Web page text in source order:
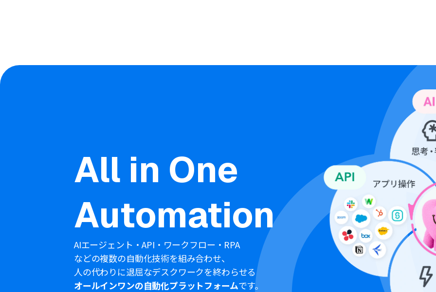
All in One
Automation
AIエージェント・API・ワークフロー・RPA
などの複数の自動化技術を組み合わせ、
人の代わりに退屈なデスクワークを終わらせる
オールインワンの自動化プラットフォームです。